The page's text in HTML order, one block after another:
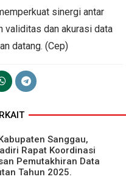
sinergi antar
validitas dan akurasi data
datang. (Cep)
Sanggau,
Rapat Koordinasi
Pemutakhiran Data
Tahun 2025.